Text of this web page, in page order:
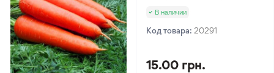
В наличии
Код товара: 20291
15.00 грн.